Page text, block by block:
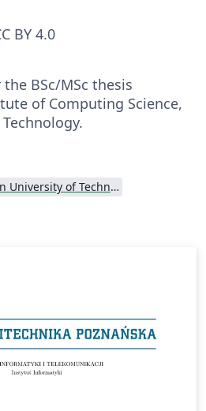
BY 4.0
BSc/MSc thesis
of Computing Science,
Poznan University of Technology